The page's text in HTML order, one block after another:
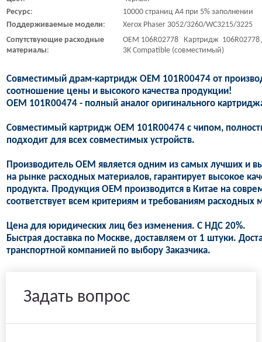
Ресурс:
10000 страниц A4 при 5% заполнении
Поддерживаемые модели:
Xerox Phaser 3052/3260/WC3215/3225
Сопутствующие расходные
материалы:
OEM 106R02778 Картридж 106R02778
3K Compatible (совместимый)
Совместимый драм-картридж OEM 101R00474 от
соотношение цены и высокого качества продукции!
OEM 101R00474 - полный аналог оригинального
Совместимый картридж OEM 101R00474 с чипом,
подходит для всех совместимых устройств.
Производитель OEM является одним из самых лучших и
на рынке расходных материалов, гарантирует высокое
продукта. Продукция OEM производится в Китае на
соответствует всем критериям и требованиям расходных
Цена для юридических лиц без изменения. С НДС 20%.
Быстрая доставка по Москве, доставляем от 1 штуки.
транспортной компанией по выбору Заказчика.
Задать вопрос